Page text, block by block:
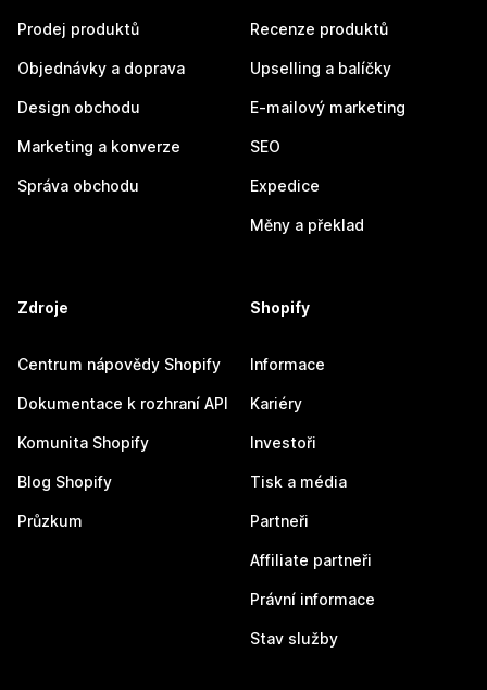
Prodej produktů
Objednávky a doprava
Design obchodu
Marketing a konverze
Správa obchodu
Recenze produktů
Upselling a balíčky
E-mailový marketing
SEO
Expedice
Měny a překlad
Zdroje
Centrum nápovědy Shopify
Dokumentace k rozhraní API
Komunita Shopify
Blog Shopify
Průzkum
Shopify
Informace
Kariéry
Investoři
Tisk a média
Partneři
Affiliate partneři
Právní informace
Stav služby